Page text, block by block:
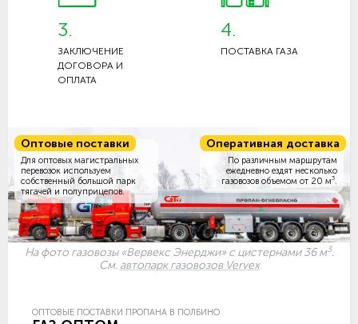
3.
ЗАКЛЮЧЕНИЕ
ДОГОВОРА И
ОПЛАТА
4.
ПОСТАВКА ГАЗА
Оптовые поставки
Для оптовых магистральных
перевозок используем
собственный большой парк
тягачей и полуприцепов.
Оперативная доставка
По различным маршрутам
ежедневно ездят несколько
газовозов объемом от 20 м3
На фото газовозы «Вервекс Энерджи» с цистернами 36 м3.
См. автопарк газовозов Vervex
ОПТОВЫЕ ПОСТАВКИ ПРОПАНА В ПОЛБИНО